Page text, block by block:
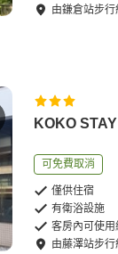
由鎌倉站步行
KOKO
可免費取消
僅供住宿
有衛浴設施
客房內可使用
由藤澤站步行